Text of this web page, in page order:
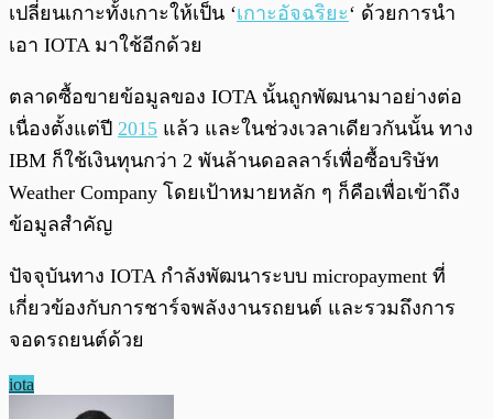
เปลี่ยนเกาะทั้งเกาะให้เป็น ‘เกาะอัจฉริยะ‘ ด้วยการนำ
เอา IOTA มาใช้อีกด้วย
ตลาดซื้อขายข้อมูลของ IOTA นั้นถูกพัฒนามาอย่างต่อ
เนื่องตั้งแต่ปี 2015 แล้ว และในช่วงเวลาเดียวกันนั้น ทาง
IBM ก็ใช้เงินทุนกว่า 2 พันล้านดอลลาร์เพื่อซื้อบริษัท
Weather Company โดยเป้าหมายหลัก ๆ ก็คือเพื่อเข้าถึง
ข้อมูลสำคัญ
ปัจจุบันทาง IOTA กำลังพัฒนาระบบ micropayment ที่
เกี่ยวข้องกับการชาร์จพลังงานรถยนต์ และรวมถึงการ
จอดรถยนต์ด้วย
iota